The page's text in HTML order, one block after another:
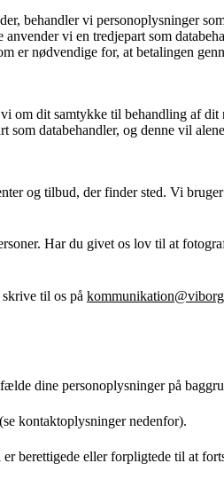
behandler vi personoplysninger
vi en tredjepart som
er nødvendige for, at betalingen
om dit samtykke til behandling af
som databehandler, og denne vil
og tilbud, der finder sted. Vi
Har du givet os lov til at
til os på
dine personoplysninger på
kontaktoplysninger nedenfor).
eller forpligtede til at